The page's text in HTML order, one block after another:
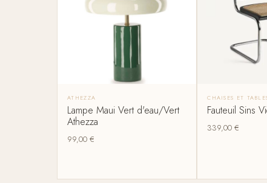
ATHEZZA
Lampe Maui Vert d'eau/Vert
Athezza
99,00€
CHAISES ET
Fauteuil Sins
339,00€